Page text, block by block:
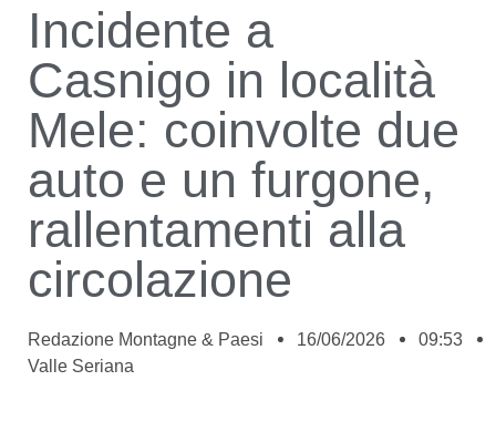
Incidente a
Casnigo in località
Mele: coinvolte due
auto e un furgone,
rallentamenti alla
circolazione
Redazione Montagne & Paesi 16/06/2026
09:53
Valle Seriana